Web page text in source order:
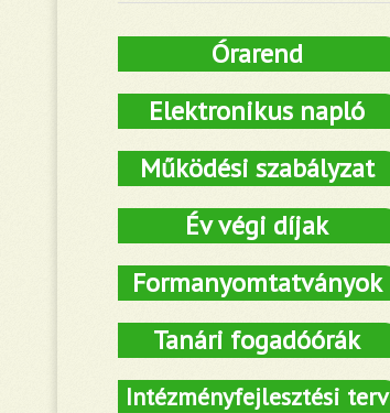
Órarend
Elektronikus napló
Működési szabályzat
Év végi díjak
Formanyomtatványok
Tanári fogadóórák
Intézményfejlesztési terv